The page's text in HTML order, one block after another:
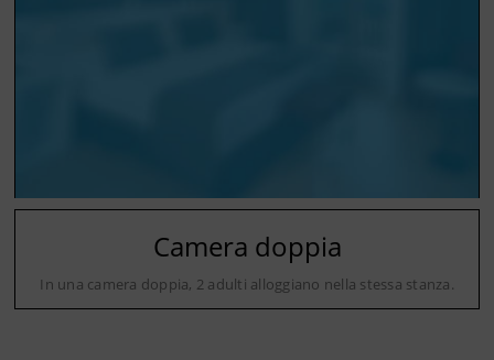
Camera doppia
In una camera doppia, 2 adulti alloggiano nella stessa stanza.